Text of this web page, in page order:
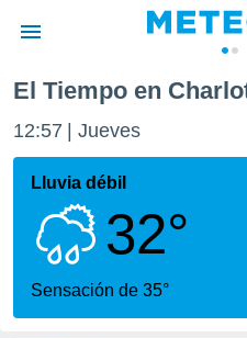
de
por
se
calidad.
a este
las
El Tiempo en
12:57 Jueves
Lluvia débil
32°
Sensación de 35°